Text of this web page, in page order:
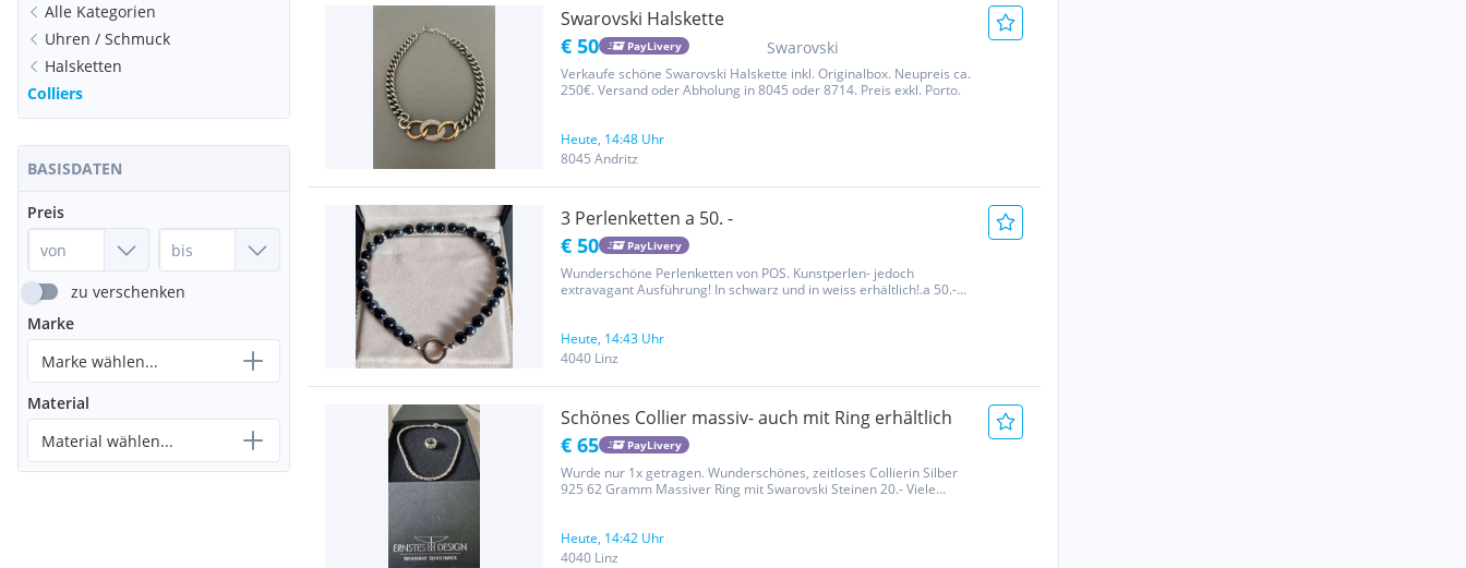
Alle Kategorien
Uhren / Schmuck
Halsketten
Colliers
BASISDATEN
Preis
zu verschenken
Marke
Marke wählen...
Material
Material wählen...
Swarovski Halskette
€ 50 PayLivery Swarovski
Verkaufe schöne Swarovski Halskette inkl. Originalbox. Neupreis ca.
250€. Versand oder Abholung in 8045 oder 8714. Preis exkl. Porto.
Heute, 14:48 Uhr
8045 Andritz
3 Perlenketten a 50. -
€ 50 PayLivery
Wunderschöne Perlenketten von POS. Kunstperlen- jedoch
extravagant Ausführung! In schwarz und in weiss erhältlich!.a 50.-
Heute, 14:43 Uhr
4040 Linz
Schönes Collier massiv- auch mit Ring erhältlich
€ 65 PayLivery
Wurde nur 1x getragen. Wunderschönes, zeitloses Collierin Silber
925 62 Gramm Massiver Ring mit Swarovski Steinen 20.- Viele
Heute, 14:42 Uhr
4040 Linz